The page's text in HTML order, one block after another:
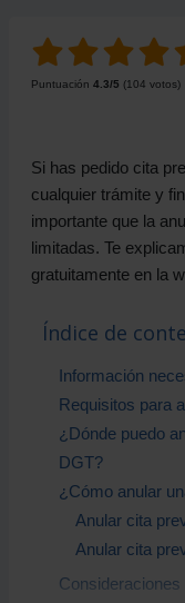
Puntuación 4.3/5 (104 votos)
Si has pedido cita
cualquier trámite y
importante que la
limitadas. Te
gratuitamente en la
Índice de
Información
Requisitos para
¿Dónde puedo
DGT?
¿Cómo anular
Anular cita
Anular cita